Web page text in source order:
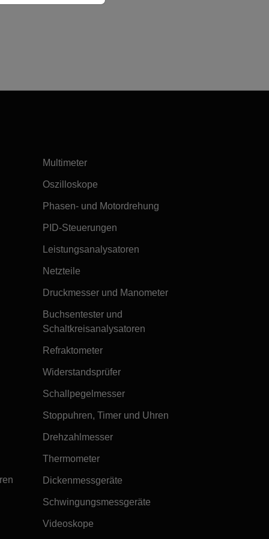
Multimeter
Oszilloskope
Phasen- und Motordrehung
PID-Steuerungen
Leistungsanalysatoren
Netzteile
Druckmesser und Manometer
Buchsentester und
Schaltkreisanalysatoren
Refraktometer
Widerstandsprüfer
Schallpegelmesser
Stoppuhren, Timer und Uhren
Drehzahlmesser
Thermometer
Dickenmessgeräte
Schwingungsmessgeräte
Videoskope